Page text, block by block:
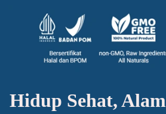
Hidup Sehat,